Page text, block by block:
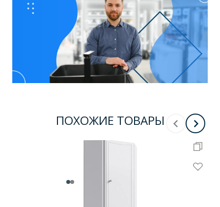
ПОХОЖИЕ ТОВАРЫ